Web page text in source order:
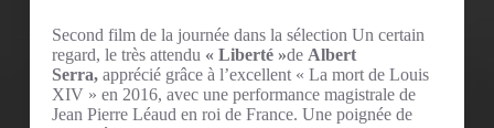
Second film de la journée dans la sélection Un certain
regard, le très attendu « Liberté »de Albert
Serra, apprécié grâce à l’excellent « La mort de Louis
XIV » en 2016, avec une performance magistrale de
Jean Pierre Léaud en roi de France. Une poignée de